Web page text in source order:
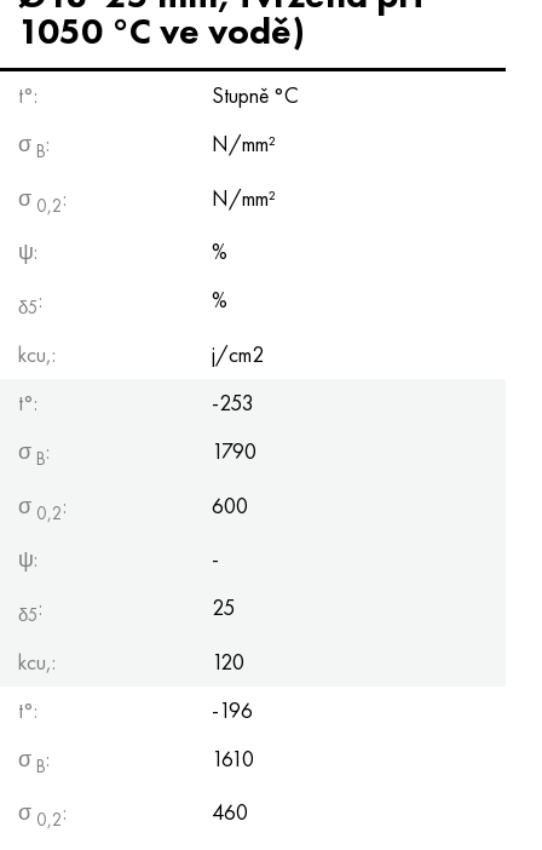
1050 °C ve vodě)
t°:
Stupně °C
σ B:
N/mm²
σ 0,2:
N/mm²
ψ:
%
δ5:
%
kcu,:
j/cm2
t°:
-253
σ B:
1790
σ 0,2:
600
ψ:
-
δ5:
25
kcu,:
120
t°:
-196
σ B:
1610
σ 0,2:
460